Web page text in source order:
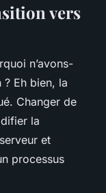
vers
n’avons-
Eh bien, la
Changer de
la
et
processus